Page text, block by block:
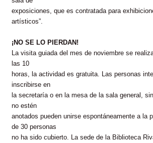
exposiciones, que es contratada para
artísticos”.
¡NO SE LO PIERDAN!
La visita guiada del mes de noviembre se
las 10
horas, la actividad es gratuita. Las personas
inscribirse en
la secretaría o en la mesa de la sala general,
no estén
anotados pueden unirse espontáneamente a la
de 30 personas
no ha sido cubierto. La sede de la Biblioteca